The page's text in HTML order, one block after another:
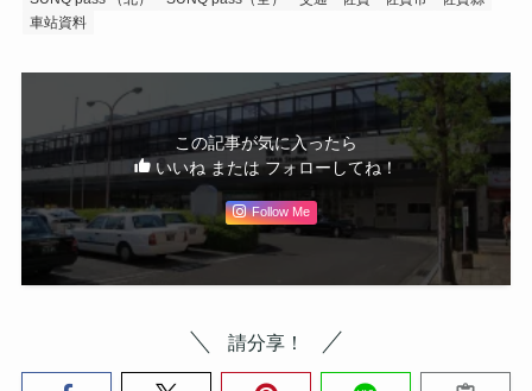
車站資料
この記事が気に入ったら
いいね または フォローしてね！
Follow Me
請分享！